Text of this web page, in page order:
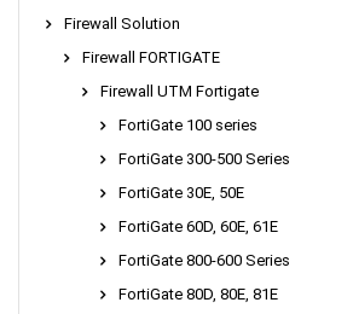
Firewall Solution
Firewall FORTIGATE
Firewall UTM Fortigate
FortiGate 100 series
FortiGate 300-500 Series
FortiGate 30E, 50E
FortiGate 60D, 60E, 61E
FortiGate 800-600 Series
FortiGate 80D, 80E, 81E